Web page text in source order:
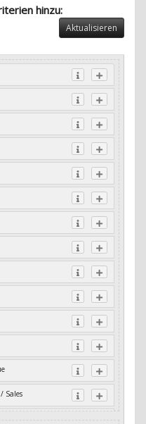
hinzu:
Aktualisieren
Sales
Flow / Assets